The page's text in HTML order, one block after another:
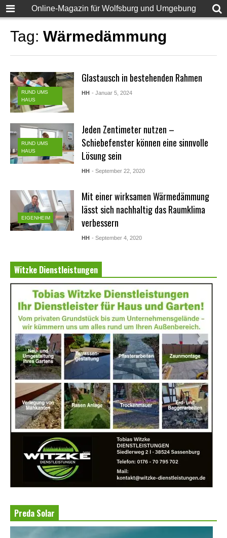
Online-Magazin für Wolfsburg und Umgebung
Tag: Wärmedämmung
RUND UMS
HAUS
Glastausch in bestehenden Rahmen
HH - Januar 5, 2024
RUND UMS
HAUS
Jeden Zentimeter nutzen –
Schiebefenster können eine sinnvolle
Lösung sein
HH - September 22, 2020
EIGENHEIM
Mit einer wirksamen Wärmedämmung
lässt sich nachhaltig das Raumklima
verbessern
HH - September 4, 2020
Witzke Dienstleistungen
Preda Solar